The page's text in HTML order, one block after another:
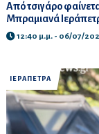
Από τσιγάρο
Μπραμιανά
12:40 μ.μ. - 06/07/
ΙΕΡΑΠΕΤΡΑ